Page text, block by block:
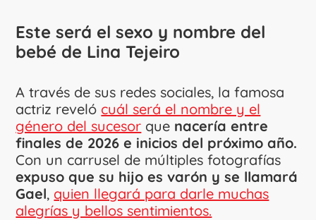
Este será el sexo y nombre del
bebé de Lina Tejeiro
A través de sus redes sociales, la famosa
actriz reveló cuál será el nombre y el
género del sucesor que nacería entre
finales de 2026 e inicios del próximo año.
Con un carrusel de múltiples fotografías
expuso que su hijo es varón y se llamará
Gael, quien llegará para darle muchas
alegrías y bellos sentimientos.